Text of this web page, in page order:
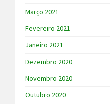
Março 2021
Fevereiro 2021
Janeiro 2021
Dezembro 2020
Novembro 2020
Outubro 2020